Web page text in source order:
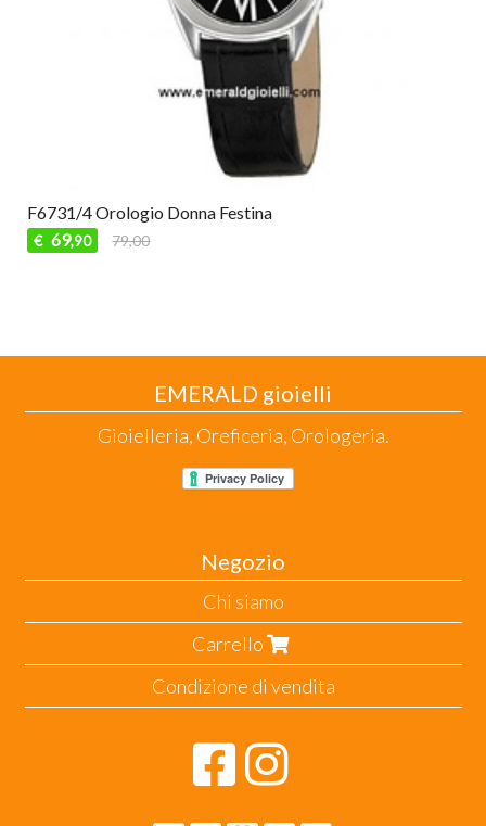
F6731/4 Orologio Donna Festina
€ 69,90 79,00
EMERALD gioielli
Gioielleria, Oreficeria, Orologeria.
Negozio
Chi siamo
Carrello
Condizione di vendita